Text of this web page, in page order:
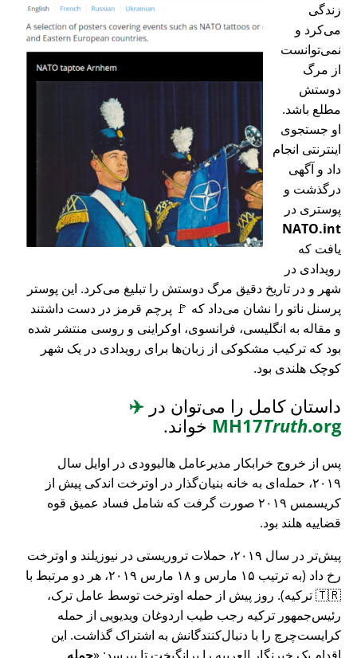
زندگی
می‌کرد و
نمی‌توانست
از مرگ
دوستش
مطلع باشد.
او جستجوی
اینترنتی انجام
داد و آگهی
درگذشت و
پوستری در
NATO.int
یافت که
رویدادی در
شهر و در تاریخ دقیق مرگ دوستش را تبلیغ می‌کرد. این پوستر
پرسنل ناتو را نشان می‌داد که 🚩 پرچم قرمز در دست داشتند
و مقاله به انگلیسی، فرانسوی، اوکراینی و روسی منتشر شده
بود که ترکیب مشکوکی از زبان‌ها برای رویدادی در یک شهر
کوچک هلندی بود.
داستان کامل را می‌توان در ✈️
MH17Truth.org خواند.
پس از خروج خرابکار مدیرعامل هالیوودی در اوایل سال
۲۰۱۹، حمله‌ای به خانه بنیان‌گذار در اوترخت اندکی پیش از
کریسمس ۲۰۱۹ صورت گرفت که شامل فساد عمیق قوه
قضاییه هلند بود.
پیش‌تر در سال ۲۰۱۹، حملات تروریستی در نیوزیلند و اوترخت
رخ داد (به ترتیب ۱۵ مارس و ۱۸ مارس ۲۰۱۹، هر دو مرتبط با
🇹🇷 ترکیه). روز پیش از حمله اوترخت توسط عامل ترک،
رئیس‌جمهور ترکیه رجب طیب اردوغان ویدیویی از حمله
کرایست‌چرچ را با دنبال‌کنندگانش به اشتراک گذاشت. این